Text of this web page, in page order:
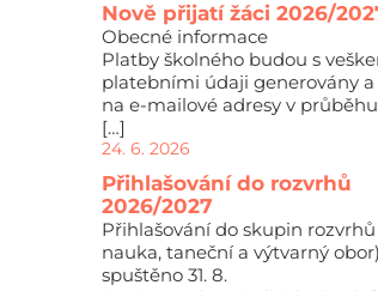
Nově přijatí žáci 2026/
Obecné informace
Platby školného budou s
platebními údaji generovány a
na e-mailové adresy v
[…]
24. 6. 2026
Přihlašování do rozvrhů
2026/2027
Přihlašování do skupin
nauka, taneční a výtvarný
spuštěno 31. 8.